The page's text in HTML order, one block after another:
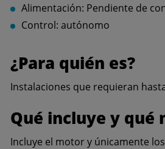
Alimentación: Pendiente de
Control: autónomo
¿Para quién es?
Instalaciones que requieran
Qué incluye y qué
Incluye el motor y únicamente